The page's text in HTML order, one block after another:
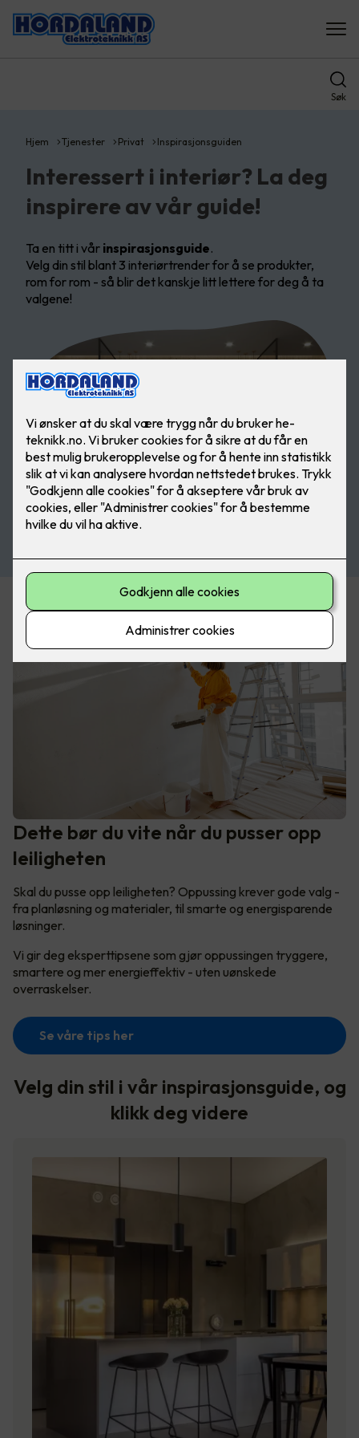
Søk
Hjem Tjenester Privat Inspirasjonsguiden
Interessert i interiør? La deg
inspirere av vår guide!
Ta en titt i vår inspirasjonsguide.
Velg din stil blant 3 interiørtrender for å se produkter,
rom for rom - så blir det kanskje litt lettere for deg å ta
valgene!
Dette bør du vite når du pusser opp
leiligheten
Skal du pusse opp leiligheten? Oppussing krever gode valg -
fra planløsning og materialer, til smarte og energisparende
løsninger.
Vi gir deg eksperttipsene som gjør oppussingen tryggere,
smartere og mer energieffektiv - uten uønskede
overraskelser.
Se våre tips her
Velg din stil i vår inspirasjonsguide, og
klikk deg videre